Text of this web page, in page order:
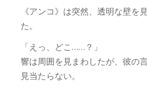
《アンコ》は突然、透明な壁を
た。
「えっ、どこ……？」
響は周囲を見まわしたが、彼の
見当たらない。